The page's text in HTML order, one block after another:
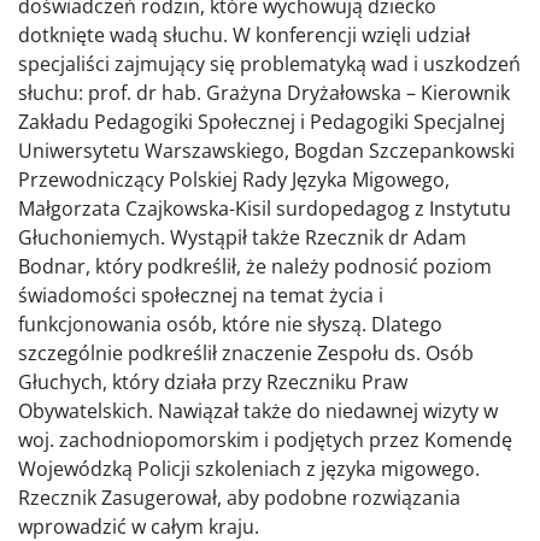
doświadczeń rodzin, które wychowują dziecko
dotknięte wadą słuchu. W konferencji wzięli udział
specjaliści zajmujący się problematyką wad i uszkodzeń
słuchu: prof. dr hab. Grażyna Dryżałowska – Kierownik
Zakładu Pedagogiki Społecznej i Pedagogiki Specjalnej
Uniwersytetu Warszawskiego, Bogdan Szczepankowski
Przewodniczący Polskiej Rady Języka Migowego,
Małgorzata Czajkowska-Kisil surdopedagog z Instytutu
Głuchoniemych. Wystąpił także Rzecznik dr Adam
Bodnar, który podkreślił, że należy podnosić poziom
świadomości społecznej na temat życia i
funkcjonowania osób, które nie słyszą. Dlatego
szczególnie podkreślił znaczenie Zespołu ds. Osób
Głuchych, który działa przy Rzeczniku Praw
Obywatelskich. Nawiązał także do niedawnej wizyty w
woj. zachodniopomorskim i podjętych przez Komendę
Wojewódzką Policji szkoleniach z języka migowego.
Rzecznik Zasugerował, aby podobne rozwiązania
wprowadzić w całym kraju.